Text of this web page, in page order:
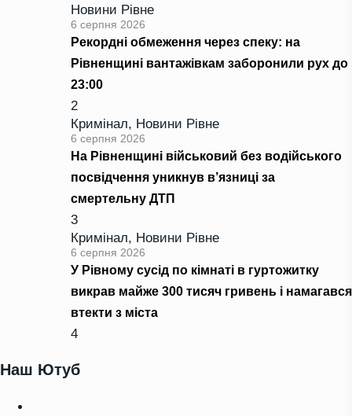
Новини Рівне
6 серпня 2026
Рекордні обмеження через спеку: на
Рівненщині вантажівкам заборонили рух до
23:00
2
Кримінал, Новини Рівне
6 серпня 2026
На Рівненщині військовий без водійського
посвідчення уникнув в’язниці за
смертельну ДТП
3
Кримінал, Новини Рівне
6 серпня 2026
У Рівному сусід по кімнаті в гуртожитку
викрав майже 300 тисяч гривень і намагався
втекти з міста
4
Наш Ютуб